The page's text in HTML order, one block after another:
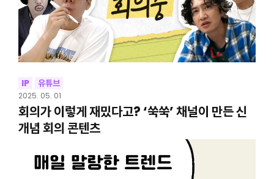
IP 유튜브
2025. 05. 01
회의가 이렇게 재밌다고? ‘쑥쑥’ 채널이 만든 신
개념 회의 콘텐츠